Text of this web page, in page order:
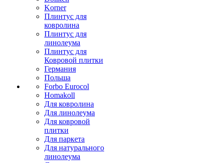
Korner
Плинтус для
ковролина
Плинтус для
линолеума
Плинтус для
Ковровой плитки
Германия
Польша
Forbo Eurocol
Homakoll
Для ковролина
Для линолеума
Для ковровой
плитки
Для паркета
Для натурального
линолеума